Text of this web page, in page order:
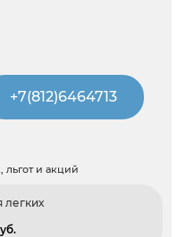
+7(812)6464713
льгот и акций
легких